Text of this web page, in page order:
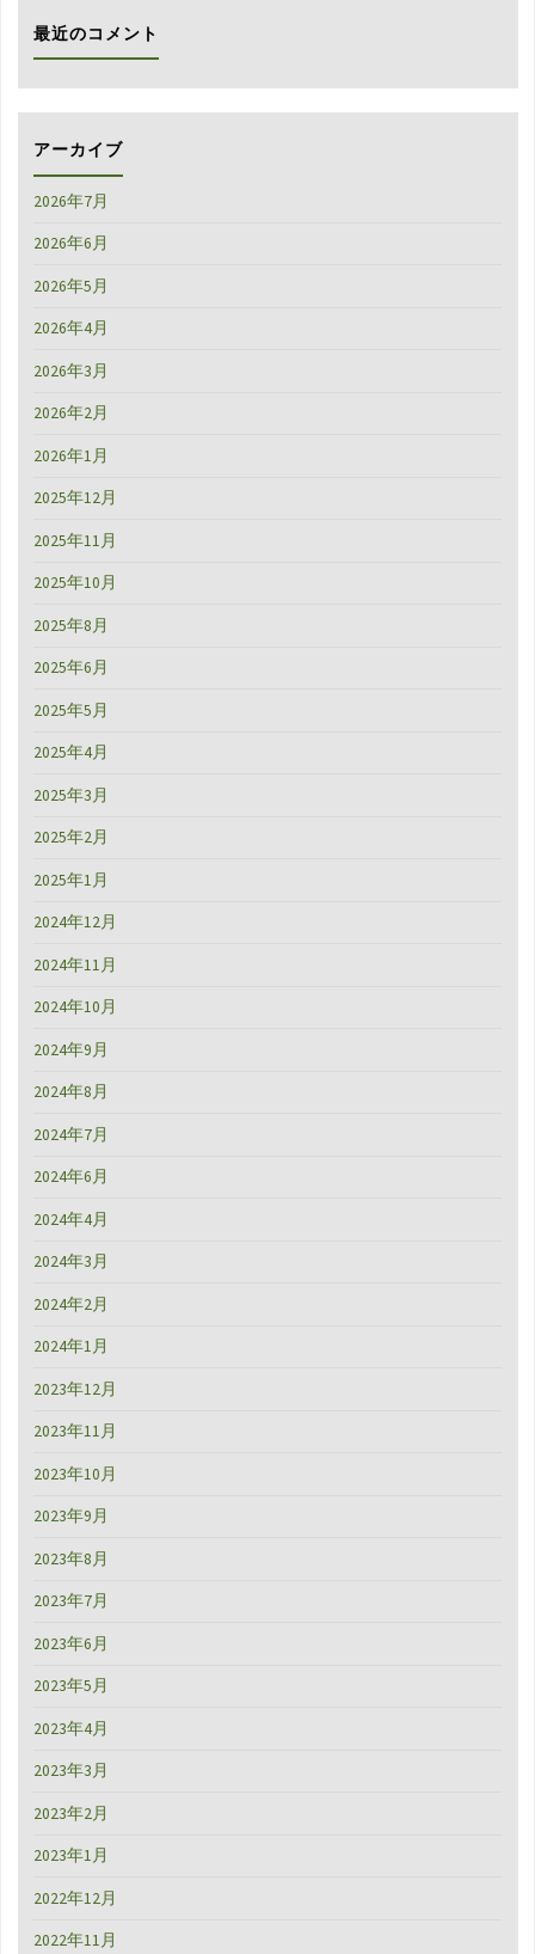
最近のコメント
アーカイブ
2026年7月
2026年6月
2026年5月
2026年4月
2026年3月
2026年2月
2026年1月
2025年12月
2025年11月
2025年10月
2025年8月
2025年6月
2025年5月
2025年4月
2025年3月
2025年2月
2025年1月
2024年12月
2024年11月
2024年10月
2024年9月
2024年8月
2024年7月
2024年6月
2024年4月
2024年3月
2024年2月
2024年1月
2023年12月
2023年11月
2023年10月
2023年9月
2023年8月
2023年7月
2023年6月
2023年5月
2023年4月
2023年3月
2023年2月
2023年1月
2022年12月
2022年11月